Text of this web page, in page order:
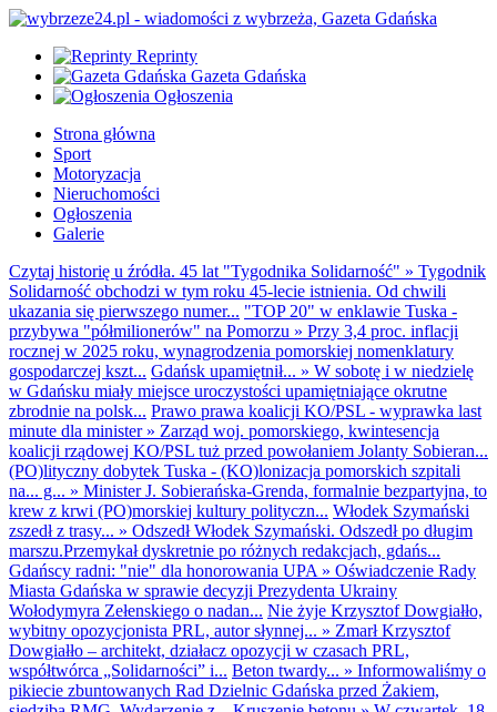
Reprinty
Gazeta Gdańska
Ogłoszenia
Strona główna
Sport
Motoryzacja
Nieruchomości
Ogłoszenia
Galerie
Czytaj historię u źródła. 45 lat "Tygodnika Solidarność" » Tygodnik
Solidarność obchodzi w tym roku 45-lecie istnienia. Od chwili
ukazania się pierwszego numer... "TOP 20" w enklawie Tuska -
przybywa "półmilionerów" na Pomorzu » Przy 3,4 proc. inflacji
rocznej w 2025 roku, wynagrodzenia pomorskiej nomenklatury
gospodarczej kszt... Gdańsk upamiętnił... » W sobotę i w niedzielę
w Gdańsku miały miejsce uroczystości upamiętniające okrutne
zbrodnie na polsk... Prawo prawa koalicji KO/PSL - wyprawka last
minute dla minister» Zarząd woj. pomorskiego, kwintesencja
koalicji rządowej KO/PSL tuż przed powołaniem Jolanty Sobieran...
(PO)lityczny dobytek Tuska - (KO)lonizacja pomorskich szpitali
na... g... » Minister J. Sobierańska-Grenda, formalnie bezpartyjna, to
krew z krwi (PO)morskiej kultury polityczn... Włodek Szymański
zszedł z trasy... » Odszedł Włodek Szymański. Odszedł po długim
marszu.Przemykał dyskretnie po różnych redakcjach, gdańs...
Gdańscy radni: "nie" dla honorowania UPA » Oświadczenie Rady
Miasta Gdańska w sprawie decyzji Prezydenta Ukrainy
Wołodymyra Zełenskiego o nadan... Nie żyje Krzysztof Dowgiałło,
wybitny opozycjonista PRL, autor słynnej... » Zmarł Krzysztof
Dowgiałło – architekt, działacz opozycji w czasach PRL,
współtwórca „Solidarności” i... Beton twardy... » Informowaliśmy o
pikiecie zbuntowanych Rad Dzielnic Gdańska przed Żakiem,